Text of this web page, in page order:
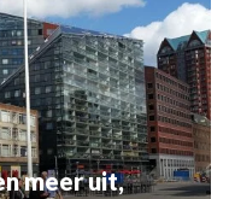
meer uit,